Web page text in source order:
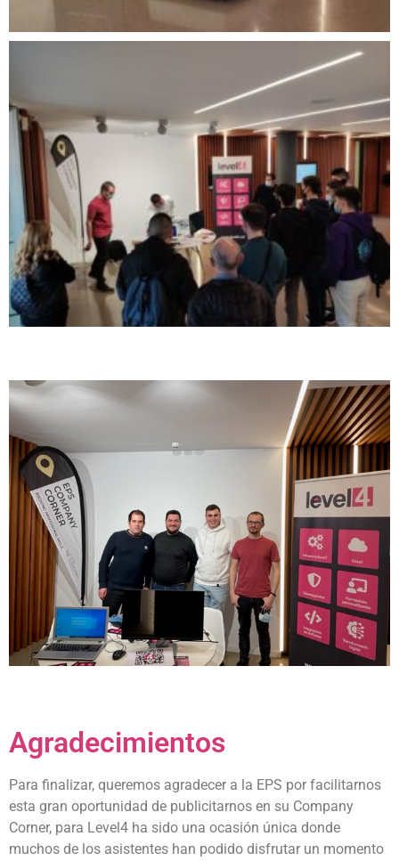
Agradecimientos
Para finalizar, queremos agradecer a la EPS por facilitarnos
esta gran oportunidad de publicitarnos en su Company
Corner, para Level4 ha sido una ocasión única donde
muchos de los asistentes han podido disfrutar un momento